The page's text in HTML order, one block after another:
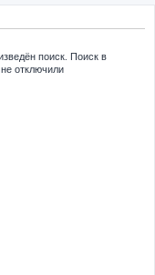
поиск. Поиск в
отключили